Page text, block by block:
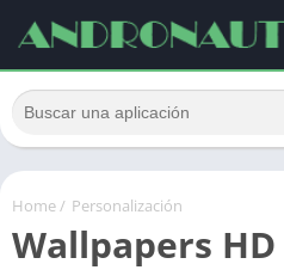
Home/ Personalización
Wallpapers HD